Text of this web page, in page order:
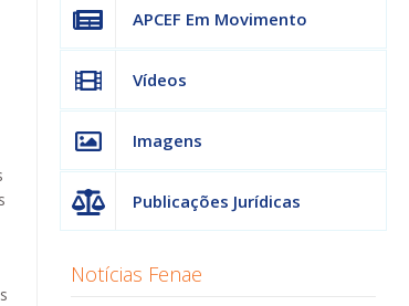
APCEF Em Movimento
Vídeos
Imagens
Publicações Jurídicas
Notícias Fenae